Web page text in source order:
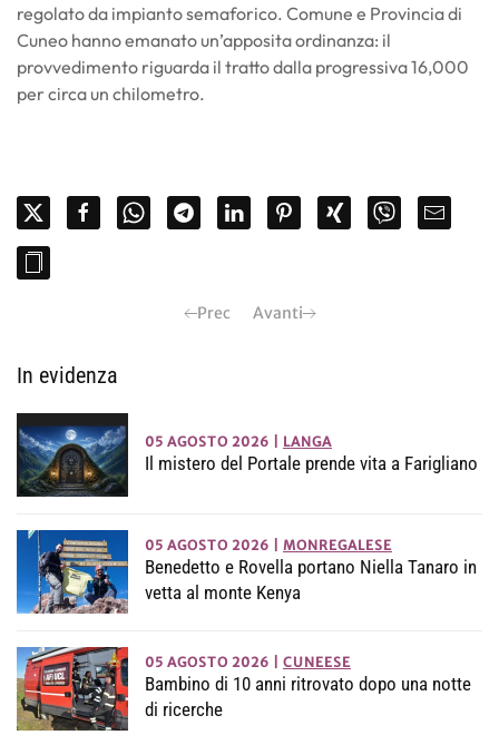
regolato da impianto semaforico. Comune e Provincia di
Cuneo hanno emanato un’apposita ordinanza: il
provvedimento riguarda il tratto dalla progressiva 16,000
per circa un chilometro.
Prec Avanti
In evidenza
05 AGOSTO 2026 LANGA
Il mistero del Portale prende vita a Farigliano
05 AGOSTO 2026 MONREGALESE
Benedetto e Rovella portano Niella Tanaro in
vetta al monte Kenya
05 AGOSTO 2026 CUNEESE
Bambino di 10 anni ritrovato dopo una notte
di ricerche